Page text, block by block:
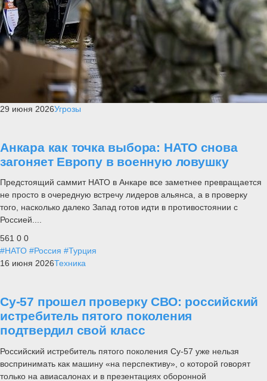
29 июня 2026Угрозы
Анкара как точка выбора: НАТО снова
загоняет Европу в военную ловушку
Предстоящий саммит НАТО в Анкаре все заметнее превращается
не просто в очередную встречу лидеров альянса, а в проверку
того, насколько далеко Запад готов идти в противостоянии с
Россией....
561 0 0
#НАТО #Россия #Турция
16 июня 2026Техника
Су-57 прошел проверку СВО: российский
истребитель пятого поколения
подтвердил свой класс
Российский истребитель пятого поколения Су-57 уже нельзя
воспринимать как машину «на перспективу», о которой говорят
только на авиасалонах и в презентациях оборонной